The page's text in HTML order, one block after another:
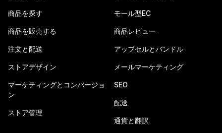
商品を探す
商品を販売する
注文と配送
ストアデザイン
マーケティングとコンバージョ
ン
ストア管理
モール型EC
商品レビュー
アップセルとバンドル
メールマーケティング
SEO
配送
通貨と翻訳